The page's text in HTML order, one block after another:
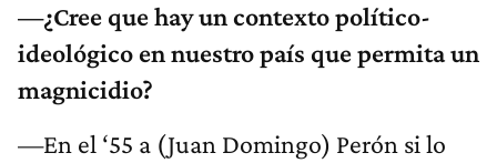
—¿Cree que hay un contexto político-
ideológico en nuestro país que permita un
magnicidio?
—En el ‘55 a (Juan Domingo) Perón si lo